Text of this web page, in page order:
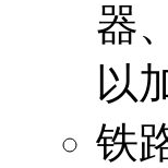
器
以
铁